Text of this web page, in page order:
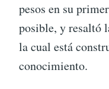
pesos en su
posible, y resaltó
la cual está
conocimiento.